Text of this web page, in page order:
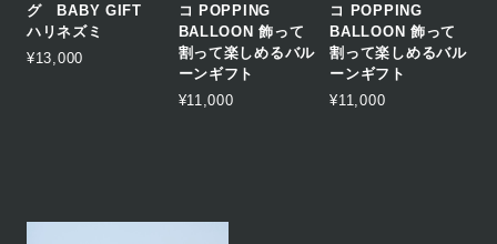
グ BABY GIFT
ハリネズミ
¥13,000
コ POPPING
BALLOON 飾って
割って楽しめるバル
ーンギフト
¥11,000
コ POPPING
BALLOON 飾って
割って楽しめるバル
ーンギフト
¥11,000